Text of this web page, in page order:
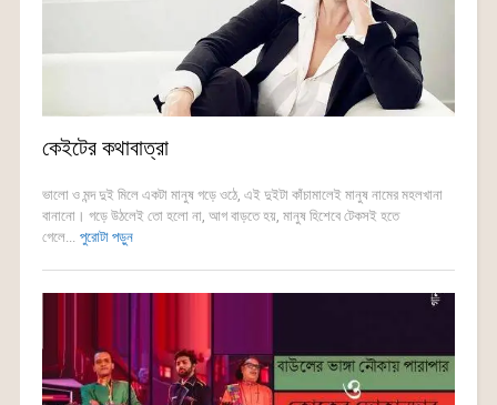
কেইটের কথাবাত্রা
ভালো ও মন্দ দুই মিলে একটা মানুষ গড়ে ওঠে, এই দুইটা কাঁচামালেই মানুষ নামের মহলখানা
বানানো। গড়ে উঠলেই তো হলো না, আগ বাড়তে হয়, মানুষ হিশেবে টেকসই হতে
গেলে... পুরোটা পড়ুন